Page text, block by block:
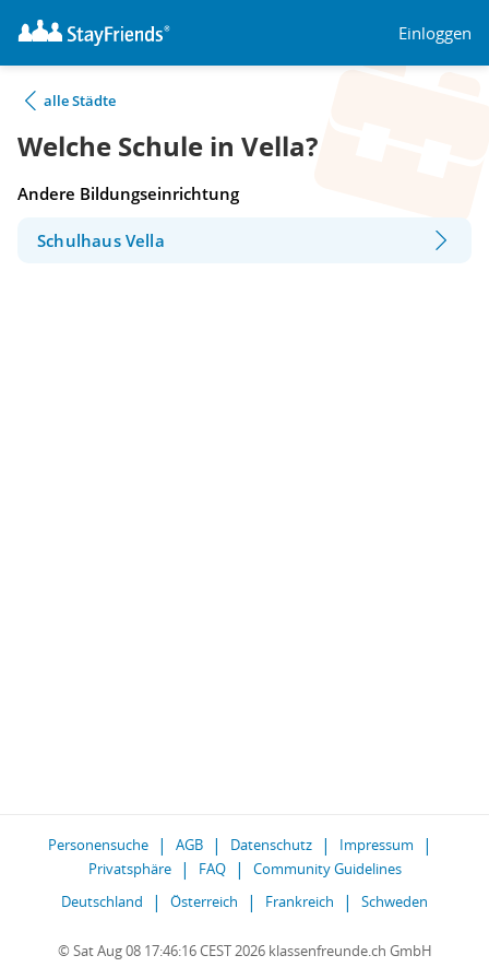
Einloggen
alle Städte
Welche Schule in Vella?
Andere Bildungseinrichtung
Schulhaus Vella
Personensuche AGB Datenschutz
Impressum
Privatsphäre
FAQ
Community Guidelines
Deutschland
Österreich Frankreich Schweden
© Sat Aug 08 17:46:16 CEST 2026 klassenfreunde.ch GmbH